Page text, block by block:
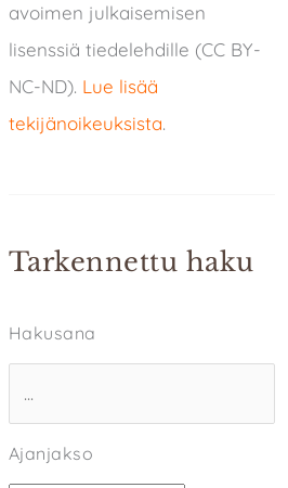
avoimen julkaisemisen
lisenssiä tiedelehdille (CC BY-
NC-ND). Lue lisää
tekijänoikeuksista.
Tarkennettu haku
Hakusana
Ajanjakso